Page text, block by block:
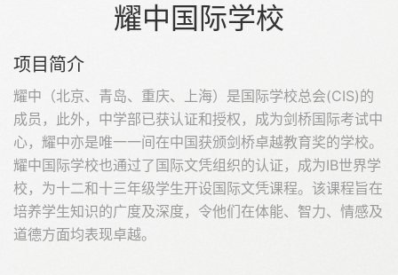
耀中国际学校
项目简介
耀中（北京、青岛、重庆、上海）是国际学校总会(CIS)的
成员，此外，中学部已获认证和授权，成为剑桥国际考试中
心，耀中亦是唯一一间在中国获颁剑桥卓越教育奖的学校。
耀中国际学校也通过了国际文凭组织的认证，成为IB世界学
校，为十二和十三年级学生开设国际文凭课程。该课程旨在
培养学生知识的广度及深度，令他们在体能、智力、情感及
道德方面均表现卓越。